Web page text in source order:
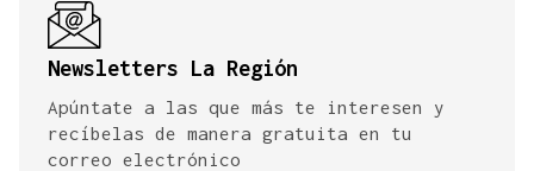
Newsletters La Región
Apúntate a las que más te interesen y
recíbelas de manera gratuita en tu
correo electrónico